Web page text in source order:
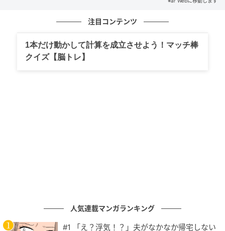
8/9の運勢をチェック♡新しい刺激のオンパレ
ードで毎日が楽しく充実しそう！
注目コンテンツ
1本だけ動かして計算を成立させよう！マッチ棒
クイズ【脳トレ】
人気連載マンガランキング
#1 「え？浮気！？」夫がなかなか帰宅しない